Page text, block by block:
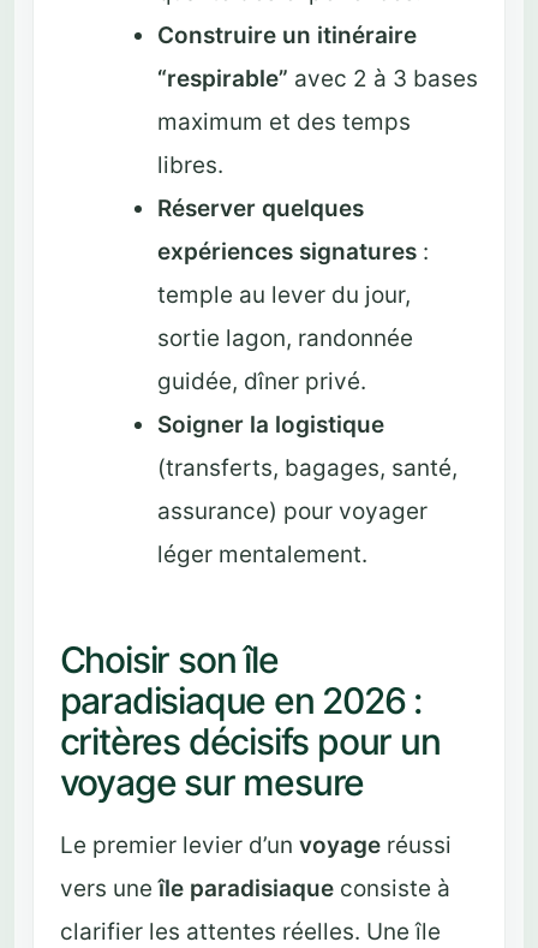
Construire un itinéraire
“respirable” avec 2 à 3 bases
maximum et des temps
libres.
Réserver quelques
expériences signatures :
temple au lever du jour,
sortie lagon, randonnée
guidée, dîner privé.
Soigner la logistique
(transferts, bagages, santé,
assurance) pour voyager
léger mentalement.
Choisir son île
paradisiaque en 2026 :
critères décisifs pour un
voyage sur mesure
Le premier levier d’un voyageréussi
vers uneîle paradisiaqueconsiste à
clarifier les attentes réelles. Une île